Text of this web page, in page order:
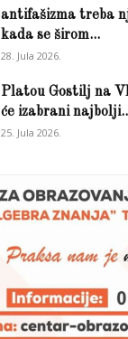
antifašizma treba
kada se širom...
28. Jula 2026.
Platou Gostilj na
će izabrani
25. Jula 2026.